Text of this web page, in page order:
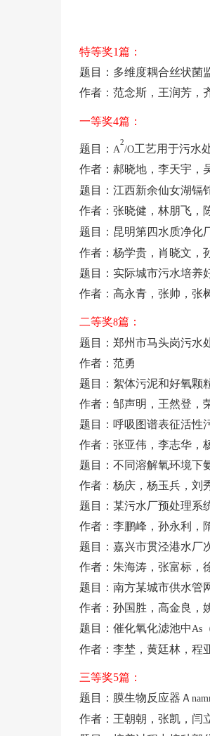
特等奖1篇：
题目：多维度耦合丝状菌
作者：范念斯，王润芳，
一等奖4篇：
题目： A
2
/O工艺用于污水
作者：郝晓地，李天宇，
题目：江西新余仙女湖镉
作者：张晓健，林朋飞，
题目：昆明第四水质净化
作者：杨学贵，肖晓文，
题目：实际城市污水培养
作者：高永青，张帅，张
二等奖8篇：
题目：郑州市马头岗污水
作者：范勇
题目：絮体污泥和好氧颗
作者：邹声明，王然登，
题目：呼吸图谱表征活性
作者：张亚伟，李志华，
题目：不同溶解氧环境下
作者：杨庆，杨玉兵，刘
题目：某污水厂预处理系
作者：李鹏峰，孙永利，
题目：嘉兴市贯泾港水厂
作者：朱海涛，张富标，
题目：南方某城市供水管
作者：孙国胜，高金良，
题目：催化氧化滤池中As
作者：李埜，黄廷林，程
三等奖5篇：
题目：膜生物反应器Ａ
作者：王朝朝，张凯，闫